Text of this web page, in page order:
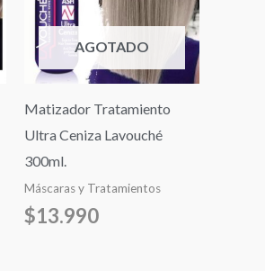
AGOTADO
Matizador Tratamiento
Ultra Ceniza Lavouché
300ml.
Máscaras y Tratamientos
$13.990